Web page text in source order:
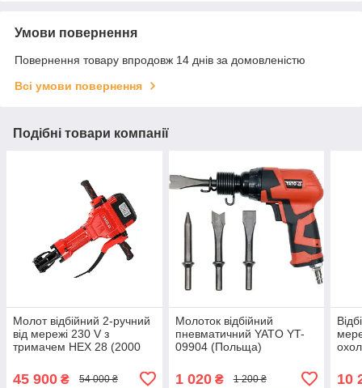
Умови повернення
Повернення товару впродовж 14 днів за домовленістю
Всі умови повернення
Подібні товари компанії
Молот відбійний 2-ручний
від мережі 230 V з
тримачем HEX 28 (2000
82005
45 900 ₴ 54 000 ₴
Молоток відбійний
пневматичний YATO YT-
09904 (Польща)
1 020₴ 1 200 ₴ 10